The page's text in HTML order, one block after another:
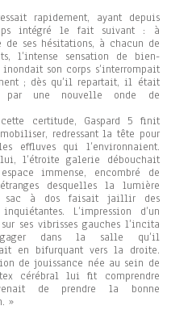
rapidement, ayant depuis
intégré le fait suivant : à
de ses hésitations, à chacun de
l’intense sensation de bien-
son corps s’interrompait
; dès qu’il repartait, il était
par une nouvelle onde de
certitude, Gaspard 5 finit
redressant la tête pour
effluves qui l’environnaient.
l’étroite galerie débouchait
immense, encombré de
desquelles la lumière
sac à dos faisait jaillir des
L’impression d’un
ses vibrisses gauches l’incita
dans la salle qu’il
en bifurquant vers la droite.
de jouissance née au sein de
cérébral lui fit comprendre
de prendre la bonne
»